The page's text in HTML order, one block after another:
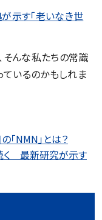
示す｢老いなき世
そんな私たちの常識
ているのかもしれま
NMN」とは？
く 最新研究が示す